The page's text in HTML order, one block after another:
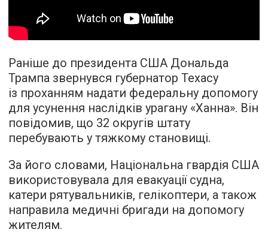
Раніше до президента США Дональда
Трампа звернувся губернатор Техасу
із проханням надати федеральну допомогу
для усунення наслідків урагану «Ханна». Він
повідомив, що 32 округів штату
перебувають у тяжкому становищі.
За його словами, Національна гвардія США
використовувала для евакуації судна,
катери рятувальників, гелікоптери, а також
направила медичні бригади на допомогу
жителям.